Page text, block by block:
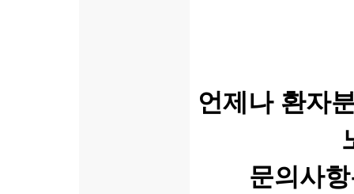
언제나 환자
문의사